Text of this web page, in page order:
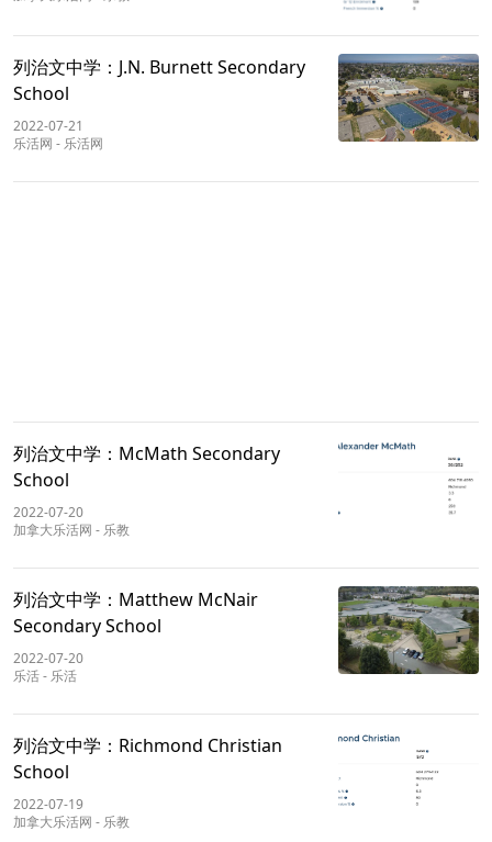
列治文中学：J.N. Burnett Secondary
School
2022-07-21
乐活网 - 乐活网
列治文中学：McMath Secondary
School
2022-07-20
加拿大乐活网 - 乐教
列治文中学：Matthew McNair
Secondary School
2022-07-20
乐活- 乐活
列治文中学：Richmond Christian
School
2022-07-19
加拿大乐活网 - 乐教